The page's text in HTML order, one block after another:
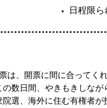
日程限
票は、開票に間に合って
の数日間、やきもきしな
院選、海外に住む有権者